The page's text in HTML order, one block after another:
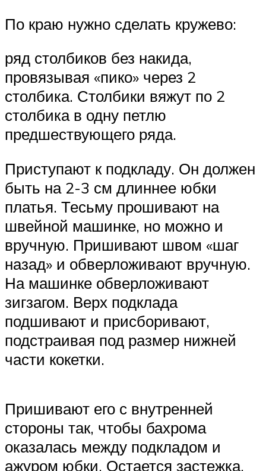
По краю нужно сделать кружево:
ряд столбиков без накида,
провязывая «пико» через 2
столбика. Столбики вяжут по 2
столбика в одну петлю
предшествующего ряда.
Приступают к подкладу. Он должен
быть на 2-3 см длиннее юбки
платья. Тесьму прошивают на
швейной машинке, но можно и
вручную. Пришивают швом «шаг
назад» и обверложивают вручную.
На машинке обверложивают
зигзагом. Верх подклада
подшивают и присборивают,
подстраивая под размер нижней
части кокетки.
Пришивают его с внутренней
стороны так, чтобы бахрома
оказалась между подкладом и
ажуром юбки. Остается застежка.